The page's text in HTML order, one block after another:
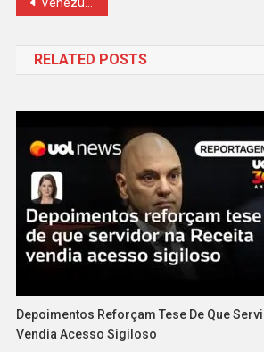
Post
RELATED POSTS
Depoimentos Reforçam Tese De Que
Vendia Acesso Sigiloso